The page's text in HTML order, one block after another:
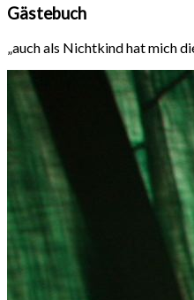
Gästebuch
„auch als Nichtkind hat mich